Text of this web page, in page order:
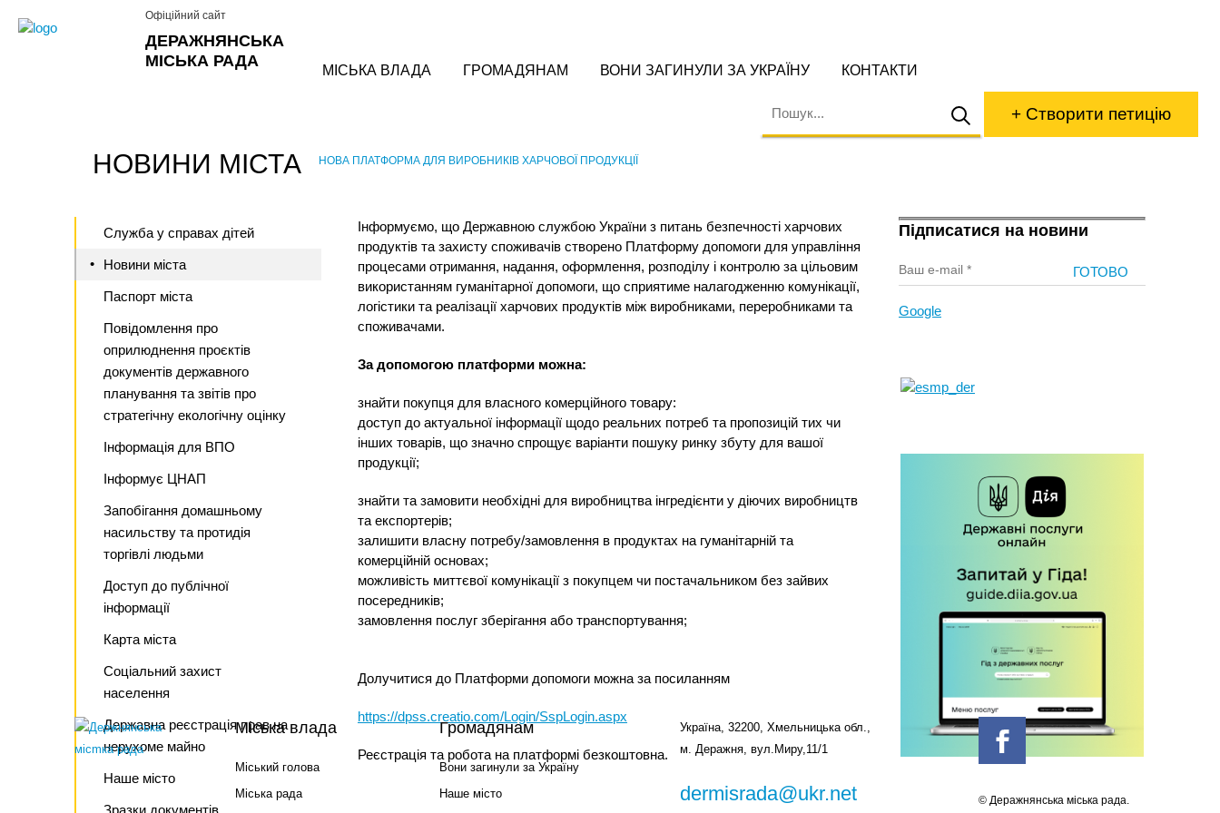
ДЕРАЖНЯНСЬКА
МІСЬКА РАДА
Офіційний сайт
МІСЬКА ВЛАДА ГРОМАДЯНАМ ВОНИ ЗАГИНУЛИ ЗА УКРАЇНУ КОНТАКТИ
+ Створити петицію
НОВИНИ МІСТА НОВА ПЛАТФОРМА ДЛЯ ВИРОБНИКІВ ХАРЧОВОЇ ПРОДУКЦІЇ
Служба у справах дітей
Новини міста
Паспорт міста
Повідомлення про
оприлюднення проєктів
документів державного
планування та звітів про
стратегічну екологічну оцінку
Інформація для ВПО
Інформує ЦНАП
Запобігання домашньому
насильству та протидія
торгівлі людьми
Доступ до публічної
інформації
Карта міста
Соціальний захист
населення
Державна реєстрація прав на
нерухоме майно
Наше місто
Зразки документів
Підписатися на новини
Google
Інформуємо, що Державною службою України з питань безпечності харчових
продуктів та захисту споживачів створено Платформу допомоги для управління
процесами отримання, надання, оформлення, розподілу і контролю за цільовим
використанням гуманітарної допомоги, що сприятиме налагодженню комунікації,
логістики та реалізації харчових продуктів між виробниками, переробниками та
споживачами.
За допомогою платформи можна:
знайти покупця для власного комерційного товару:
доступ до актуальної інформації щодо реальних потреб та пропозицій тих чи
інших товарів, що значно спрощує варіанти пошуку ринку збуту для вашої
продукції;
знайти та замовити необхідні для виробництва інгредієнти у діючих виробництв
та експортерів;
залишити власну потребу/замовлення в продуктах на гуманітарній та
комерційній основах;
можливість миттєвої комунікації з покупцем чи постачальником без зайвих
посередників;
замовлення послуг зберігання або транспортування;
Долучитися до Платформи допомоги можна за посиланням
https://dpss.creatio.com/Login/SspLogin.aspx
Реєстрація та робота на платформі безкоштовна.
Міська влада
Міський голова
Міська рада
Громадянам
Вони загинули за Україну
Наше місто
Україна, 32200, Хмельницька обл.,
м. Деражня, вул.Миру,11/1
dermisrada@ukr.net
© Деражнянська міська рада.